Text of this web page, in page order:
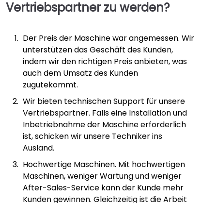
Vertriebspartner zu werden?
Der Preis der Maschine war angemessen. Wir
unterstützen das Geschäft des Kunden,
indem wir den richtigen Preis anbieten, was
auch dem Umsatz des Kunden
zugutekommt.
Wir bieten technischen Support für unsere
Vertriebspartner. Falls eine Installation und
Inbetriebnahme der Maschine erforderlich
ist, schicken wir unsere Techniker ins
Ausland.
Hochwertige Maschinen. Mit hochwertigen
Maschinen, weniger Wartung und weniger
After-Sales-Service kann der Kunde mehr
Kunden gewinnen. Gleichzeitig ist die Arbeit